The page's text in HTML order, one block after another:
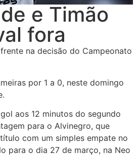
e Timão
fora
na decisão do Campeonato
por 1 a 0, neste domingo
aos 12 minutos do segundo
para o Alvinegro, que
com um simples empate no
para o dia 27 de março, na Neo